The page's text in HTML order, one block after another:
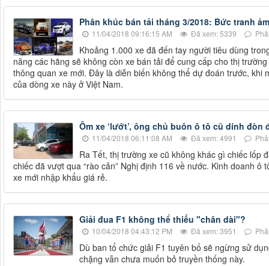
Phân khúc bán tải tháng 3/2018: Bức tranh
11/04/2018 09:16:15 AM Đã xem: 5339
Khoảng 1.000 xe đã đến tay người tiêu dùng
năng các hãng sẽ không còn xe bán tải để cung cấp cho thị
thông quan xe mới. Đây là diễn biến không thể dự đoán trước, khi
của dòng xe này ở Việt Nam.
Ôm xe ‘lướt’, ông chủ buôn ô tô cũ dính đòn
11/04/2018 06:11:08 AM Đã xem: 4991
Ra Tết, thị trường xe cũ không khác gì chiếc lốp
chiếc đã vượt qua “rào cản” Nghị định 116 về nước. Kinh doanh
xe mới nhập khẩu giá rẻ.
Giải đua F1 không thể thiếu "chân dài"?
10/04/2018 04:43:12 PM Đã xem: 3951
Dù ban tổ chức giải F1 tuyên bố sẽ ngừng sử
chặng vẫn chưa muốn bỏ truyền thống này.